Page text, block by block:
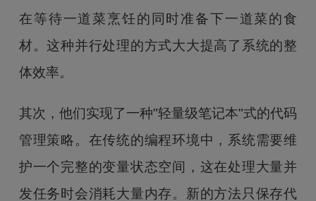
在等待一道菜烹饪的同时准备下一道菜的食
材。这种并行处理的方式大大提高了系统的整
体效率。
其次，他们实现了一种"轻量级笔记本"式的代码
管理策略。在传统的编程环境中，系统需要维
护一个完整的变量状态空间，这在处理大量并
发任务时会消耗大量内存。新的方法只保存代